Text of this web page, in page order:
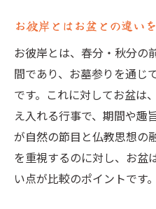
お彼岸とはお盆との違い
お彼岸とは、春分・秋分の
間であり、お墓参りを通じ
です。これに対してお盆は
え入れる行事で、期間や趣
が自然の節目と仏教思想の
を重視するのに対し、お盆
い点が比較のポイントです。